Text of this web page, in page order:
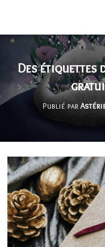
Des étiquettes
Publié par